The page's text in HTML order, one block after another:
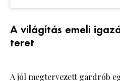
A világítás emeli
teret
A jól megtervezett gardrób